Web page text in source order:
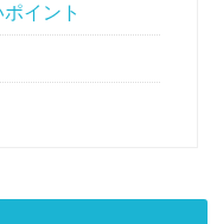
イント